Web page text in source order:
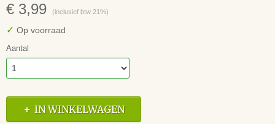
€ 3,99 (inclusief btw 21%)
✓ Op voorraad
Aantal
IN WINKELWAGEN